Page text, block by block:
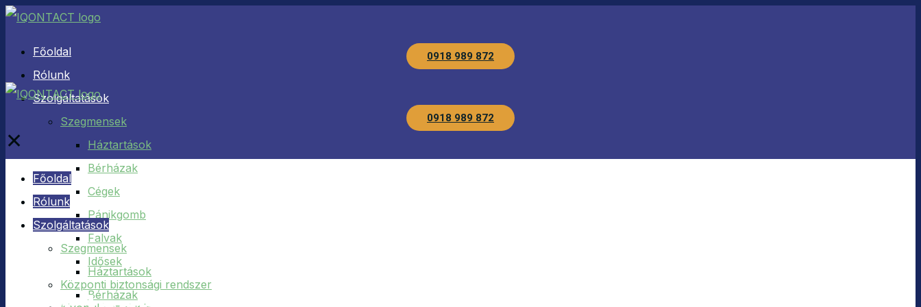
Főoldal
Rólunk
Szolgáltatások
Szegmensek
Háztartások
Bérházak
Cégek
Pánikgomb
Falvak
Idősek
Központi biztonsági rendszer
0918 989 872
0918 989 872
✕
Főoldal
Rólunk
Szolgáltatások
Szegmensek
Háztartások
Bérházak